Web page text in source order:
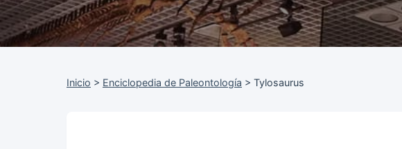
Inicio > Enciclopedia de Paleontología > Tylosaurus